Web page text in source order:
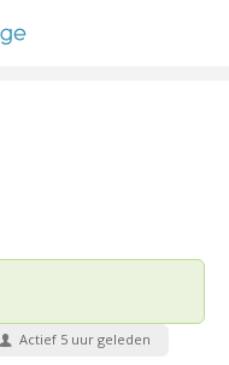
Actief 5 uur geleden